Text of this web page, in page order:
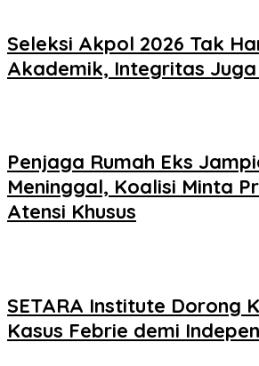
Seleksi Akpol 2026 Tak
Akademik, Integritas
Penjaga Rumah Eks
Meninggal, Koalisi Minta
Atensi Khusus
SETARA Institute Dorong
Kasus Febrie demi